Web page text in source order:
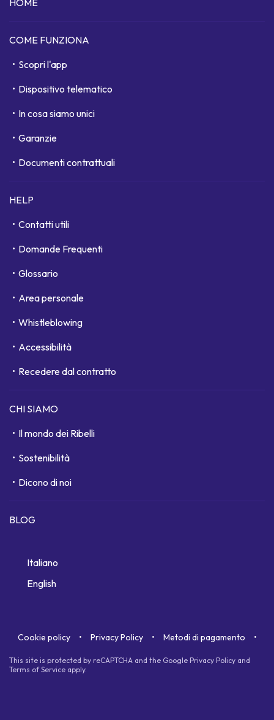
HOME
COME FUNZIONA
Scopri l'app
Dispositivo telematico
In cosa siamo unici
Garanzie
Documenti contrattuali
HELP
Contatti utili
Domande Frequenti
Glossario
Area personale
Whistleblowing
Accessibilità
Recedere dal contratto
CHI SIAMO
Il mondo dei Ribelli
Sostenibilità
Dicono di noi
BLOG
Italiano
English
Cookie policy Privacy Policy Metodi di pagamento
This site is protected by reCAPTCHA and the Google Privacy Policy and
Terms of Service apply.